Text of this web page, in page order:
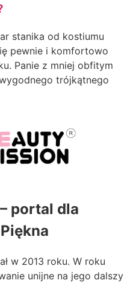
stanika od kostiumu
pewnie i komfortowo
Panie z mniej obfitym
trójkątnego
portal dla
w 2013 roku. W roku
unijne na jego dalszy